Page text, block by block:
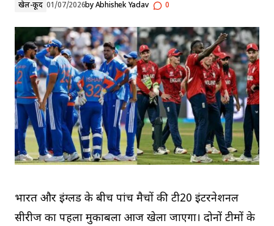
खेल-कूद 01/07/2026byAbhishek Yadav 0
भारत और इंग्लैंड के बीच पांच मैचों की टी20 इंटरनेशनल
सीरीज का पहला मुकाबला आज खेला जाएगा। दोनों टीमों के